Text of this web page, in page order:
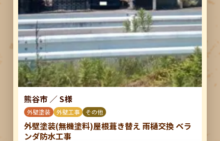
熊谷市 ／S様
外壁塗装 外壁工事 その他
外壁塗装(無機塗料)屋根葺き替え 雨樋交換 ベラ
ンダ防水工事